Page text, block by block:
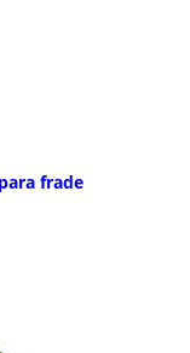
frade